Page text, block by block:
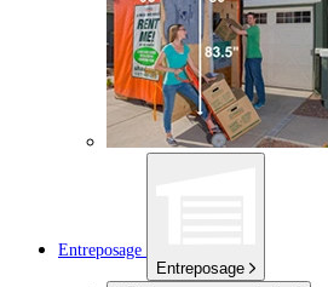
Entreposage
Entreposage